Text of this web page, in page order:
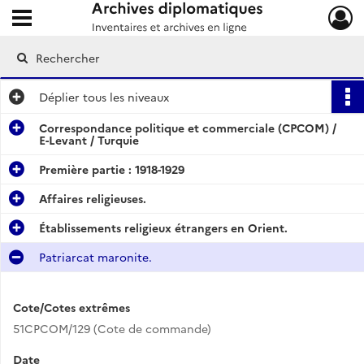
Archives diplomatiques
Ouvrir le menu déroulant
Déplier tous les niveaux
Correspondance politique et commerciale (CPCOM) /
E-Levant / Turquie
Première partie : 1918-1929
Affaires religieuses.
Établissements religieux étrangers en Orient.
Patriarcat maronite.
Cote/Cotes extrêmes
51CPCOM/129 (Cote de commande)
Date